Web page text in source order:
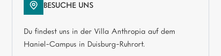
BESUCHE UNS
Du findest uns in der Villa Anthropia auf dem
Haniel-Campus in Duisburg-Ruhrort.